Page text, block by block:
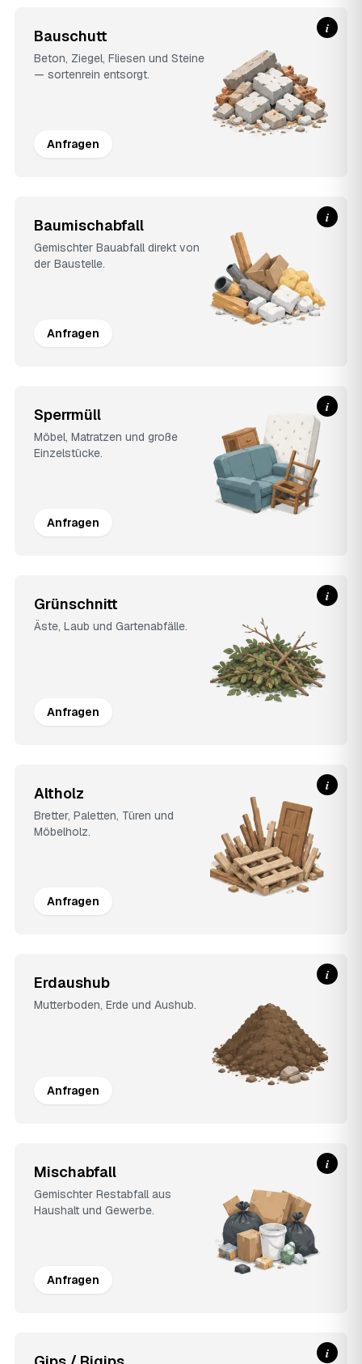
Bauschutt
Beton, Ziegel, Fliesen und Steine
— sortenrein entsorgt.
Anfragen
i
Baumischabfall
Gemischter Bauabfall direkt von
der Baustelle.
Anfragen
i
Sperrmüll
Möbel, Matratzen und große
Einzelstücke.
Anfragen
i
Grünschnitt
Äste, Laub und Gartenabfälle.
Anfragen
i
Altholz
Bretter, Paletten, Türen und
Möbelholz.
Anfragen
i
Erdaushub
Mutterboden, Erde und Aushub.
Anfragen
i
Mischabfall
Gemischter Restabfall aus
Haushalt und Gewerbe.
Anfragen
i
i